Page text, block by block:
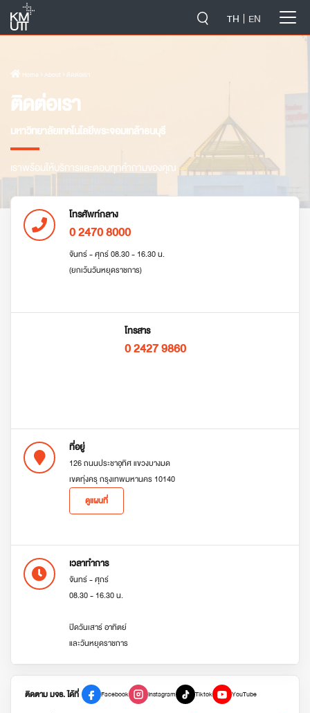
TH EN
Home › About › ติดต่อเรา
ติดต่อเรา
มหาวิทยาลัยเทคโนโลยีพระจอมเกล้าธนบุรี
เราพร้อมให้บริการและตอบทุกคำถามของคุณ
โทรศัพท์กลาง
0 2470 8000
จันทร์ - ศุกร์ 08.30 - 16.30 น.
(ยกเว้นวันหยุดราชการ)
โทรสาร
0 2427 9860
ที่อยู่
126 ถนนประชาอุทิศ แขวงบางมด
เขตทุ่งครุ กรุงเทพมหานคร 10140
ดูแผนที่
เวลาทำการ
จันทร์ - ศุกร์
08.30 - 16.30 น.
ปิดวันเสาร์ อาทิตย์
และวันหยุดราชการ
ติดตาม มจธ. ได้ที่ Facebook Instagram Tiktok YouTube